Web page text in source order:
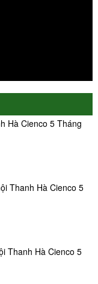
Hà Cienco 5 Tháng
Thanh Hà Cienco 5
Thanh Hà Cienco 5